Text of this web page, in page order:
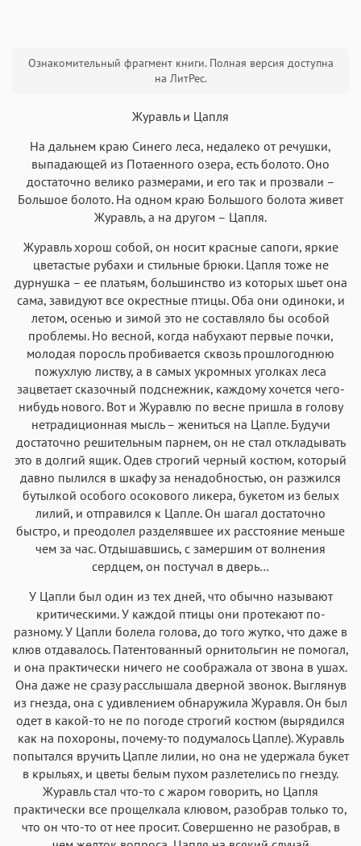
Аа
Roboto
Аа
Garamond
Аа
Fira Sans
Аа
Times
Аа Аа
Аа
Helvetica Neue
Аа
Arial Аа
Georgia
Аа
Times New Roman
Аа
Courier
Аа
Courier New
Аа
Menlo
Аа
SF Mono
Ознакомительный фрагмент книги. Полная версия доступна
на ЛитРес.
Журавль и Цапля
На дальнем краю Синего леса, недалеко от речушки,
выпадающей из Потаенного озера, есть болото. Оно
достаточно велико размерами, и его так и прозвали –
Большое болото. На одном краю Большого болота живет
Журавль, а на другом – Цапля.
Журавль хорош собой, он носит красные сапоги, яркие
цветастые рубахи и стильные брюки. Цапля тоже не
дурнушка – ее платьям, большинство из которых шьет она
сама, завидуют все окрестные птицы. Оба они одиноки, и
летом, осенью и зимой это не составляло бы особой
проблемы. Но весной, когда набухают первые почки,
молодая поросль пробивается сквозь прошлогоднюю
пожухлую листву, а в самых укромных уголках леса
зацветает сказочный подснежник, каждому хочется чего-
нибудь нового. Вот и Журавлю по весне пришла в голову
нетрадиционная мысль – жениться на Цапле. Будучи
достаточно решительным парнем, он не стал откладывать
это в долгий ящик. Одев строгий черный костюм, который
давно пылился в шкафу за ненадобностью, он разжился
бутылкой особого осокового ликера, букетом из белых
лилий, и отправился к Цапле. Он шагал достаточно
быстро, и преодолел разделявшее их расстояние меньше
чем за час. Отдышавшись, с замершим от волнения
сердцем, он постучал в дверь…
У Цапли был один из тех дней, что обычно называют
критическими. У каждой птицы они протекают по-
разному. У Цапли болела голова, до того жутко, что даже в
клюв отдавалось. Патентованный орнитольгин не помогал,
и она практически ничего не соображала от звона в ушах.
Она даже не сразу расслышала дверной звонок. Выглянув
из гнезда, она с удивлением обнаружила Журавля. Он был
одет в какой-то не по погоде строгий костюм (вырядился
как на похороны, почему-то подумалось Цапле). Журавль
попытался вручить Цапле лилии, но она не удержала букет
в крыльях, и цветы белым пухом разлетелись по гнезду.
Журавль стал что-то с жаром говорить, но Цапля
практически все прощелкала клювом, разобрав только то,
что он что-то от нее просит. Совершенно не разобрав, в